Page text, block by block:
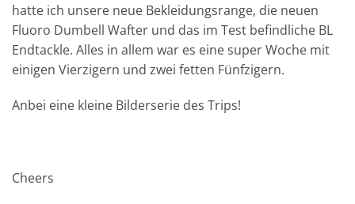
hatte ich unsere neue Bekleidungsrange, die neuen
Fluoro Dumbell Wafter und das im Test befindliche BL
Endtackle. Alles in allem war es eine super Woche mit
einigen Vierzigern und zwei fetten Fünfzigern.
Anbei eine kleine Bilderserie des Trips!
Cheers